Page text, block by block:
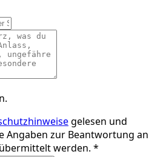
gelesen und
Angaben zur Beantwortung an
übermittelt werden. *